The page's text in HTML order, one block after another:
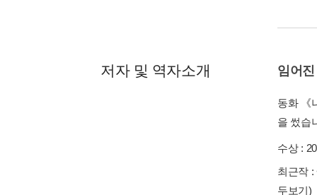
저자 및 역자소개 임어진
동화 《
을 썼습
수상 :
최근작 :
두보기)